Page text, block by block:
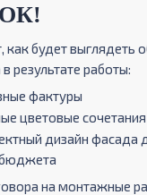
как будет выглядеть
результате работы:
фактуры
цветовые сочетания
дизайн фасада
на монтажные